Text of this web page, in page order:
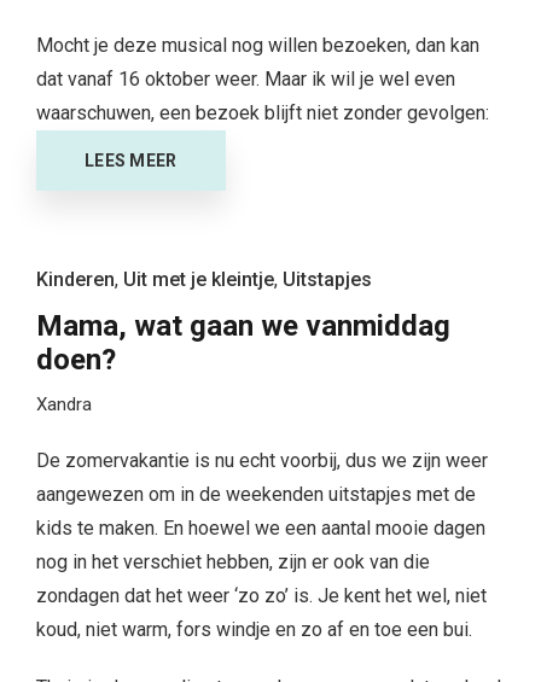
Mocht je deze musical nog willen bezoeken, dan kan
dat vanaf 16 oktober weer. Maar ik wil je wel even
waarschuwen, een bezoek blijft niet zonder gevolgen:
LEES MEER
Kinderen, Uit met je kleintje, Uitstapjes
Mama, wat gaan we vanmiddag
doen?
Xandra
De zomervakantie is nu echt voorbij, dus we zijn weer
aangewezen om in de weekenden uitstapjes met de
kids te maken. En hoewel we een aantal mooie dagen
nog in het verschiet hebben, zijn er ook van die
zondagen dat het weer ‘zo zo’ is. Je kent het wel, niet
koud, niet warm, fors windje en zo af en toe een bui.